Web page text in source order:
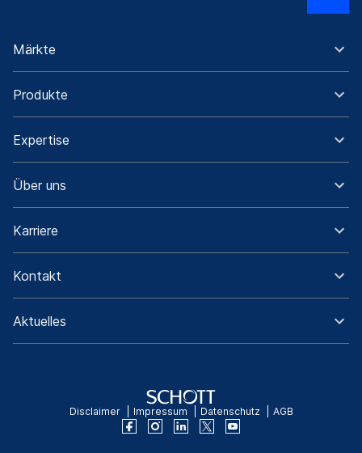
Märkte
Produkte
Expertise
Über uns
Karriere
Kontakt
Aktuelles
Disclaimer Impressum Datenschutz AGB